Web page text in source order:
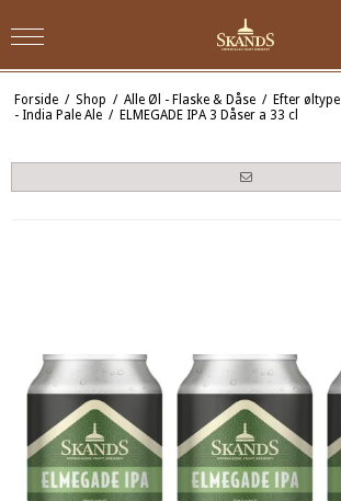
Forside / Shop / Alle Øl - Flaske & Dåse / Efter øltype
- India Pale Ale / ELMEGADE IPA 3 Dåser a 33 cl